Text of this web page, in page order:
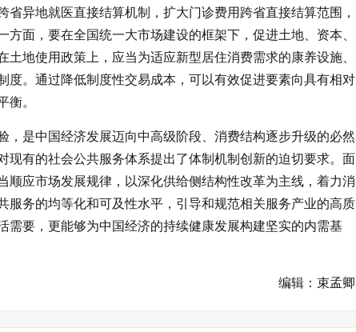
异地就医直接结算机制，扩大门诊费用跨省直接结算范围，
面，要在全国统一大市场建设的框架下，促进土地、资本、
地使用政策上，应当为适应新型居住消费需求的康养设施、
。通过降低制度性交易成本，可以有效促进要素向具有相对
衡。
，是中国经济发展迈向中高级阶段、消费结构逐步升级的必然
现有的社会公共服务体系提出了体制机制创新的迫切要求。面
应市场发展规律，以深化供给侧结构性改革为主线，着力消
服务的均等化和可及性水平，引导和规范相关服务产业的高质
要，更能够为中国经济的持续健康发展构建坚实的内需基
编辑：束孟卿